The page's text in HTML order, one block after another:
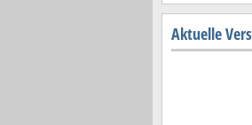
Aktuelle